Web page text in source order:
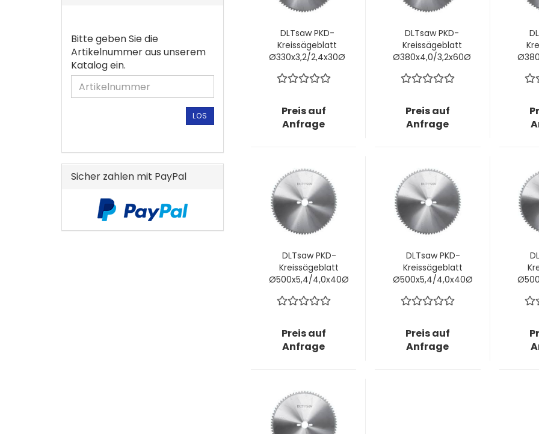
DLTsaw PKD-
Kreissägeblatt
Ø330x3,2/2,4x30Ø
Plastics!
Preis auf
Anfrage
DLTsaw PKD-
Kreissägeblatt
Ø380x4,0/3,2x60Ø
Nebenlöcher
2/14/125 +
Schnitthöhe 15;
W3C - Plastics!
Preis auf
Anfrage
DLTsaw PKD-
Kreissägeblatt
Ø500x5,4/4,0x40Ø
Plastics!
Preis auf
Anfrage
DLTsaw PKD-
Kreissägeblatt
Ø500x5,4/4,0x40Ø
Plastics!
Preis auf
Anfrage
BITTE
GEBEN
SIE
DIE
ARTIKELNUMMER
Bitte geben Sie die
Artikelnummer aus unserem
Katalog ein.
LOS
Sicher zahlen mit PayPal